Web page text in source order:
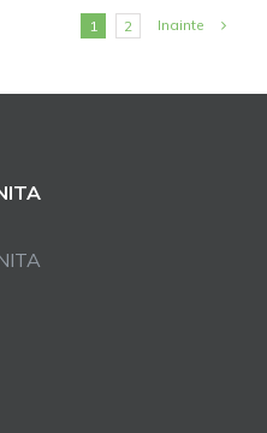
PACHETE
1 2 Inainte